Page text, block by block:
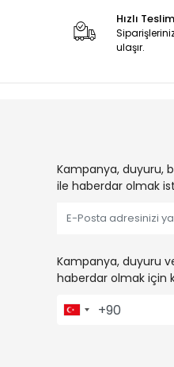
Hızlı
ulaşır.
Kampanya, duyuru,
ile haberdar olmak
Kampanya, duyuru
haberdar olmak için